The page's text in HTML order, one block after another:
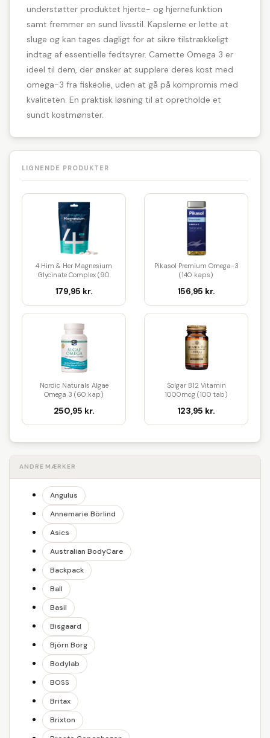
understøtter produktet hjerte- og hjernefunktion
samt fremmer en sund livsstil. Kapslerne er lette at
sluge og kan tages dagligt for at sikre tilstrækkeligt
indtag af essentielle fedtsyrer. Camette Omega 3 er
ideel til dem, der ønsker at supplere deres kost med
omega-3 fra fiskeolie, uden at gå på kompromis med
kvaliteten. En praktisk løsning til at opretholde et
sundt kostmønster.
LIGNENDE PRODUKTER
4 Him & Her Magnesium
Glycinate Complex (90
179,95 kr.
Pikasol Premium Omega-3
(140 kaps)
156,95 kr.
Nordic Naturals Algae
Omega 3 (60 kap)
250,95 kr.
Solgar B12 Vitamin
1000mcg (100 tab)
123,95 kr.
ANDRE MÆRKER
Angulus
Annemarie Börlind
Asics
Australian BodyCare
Backpack
Ball
Basil
Bisgaard
Björn Borg
Bodylab
BOSS
Britax
Brixton